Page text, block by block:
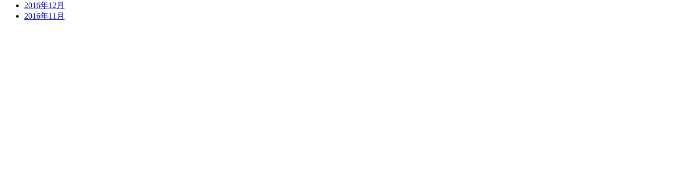
2016年12月
2016年11月